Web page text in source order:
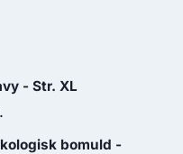
- Str. XL
price
bomuld -